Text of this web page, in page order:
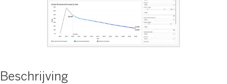
Beschrijving